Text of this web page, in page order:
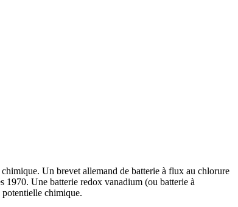
Un brevet allemand de batterie à flux au chlorure
1970. Une batterie redox vanadium (ou batterie à
chimique.